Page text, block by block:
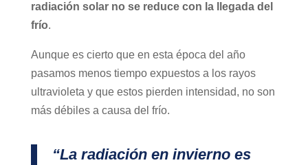
radiación solar no se reduce con la llegada del
frío.
Aunque es cierto que en esta época del año
pasamos menos tiempo expuestos a los rayos
ultravioleta y que estos pierden intensidad, no son
más débiles a causa del frío.
“La radiación en invierno es